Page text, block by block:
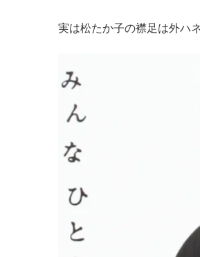
実は松たか子の襟足は外ハ